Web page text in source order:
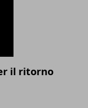
il ritorno